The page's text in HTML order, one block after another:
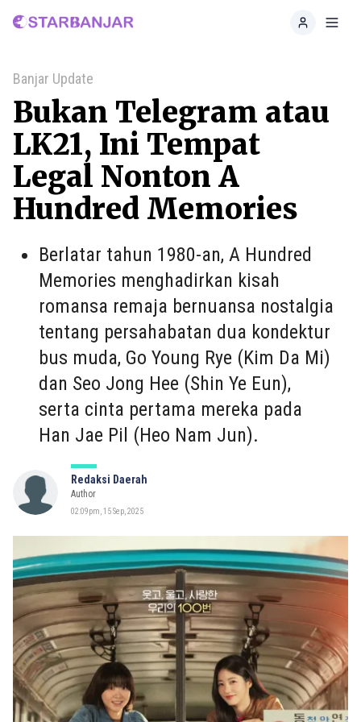
Home
Banjar Update
Bukan Telegram atau
LK21, Ini Tempat
Legal Nonton A
Hundred Memories
Berlatar tahun 1980-an, A Hundred
Memories menghadirkan kisah
romansa remaja bernuansa nostalgia
tentang persahabatan dua kondektur
bus muda, Go Young Rye (Kim Da Mi)
dan Seo Jong Hee (Shin Ye Eun),
serta cinta pertama mereka pada
Han Jae Pil (Heo Nam Jun).
Redaksi Daerah
Author
02:09pm, 15 Sep, 2025